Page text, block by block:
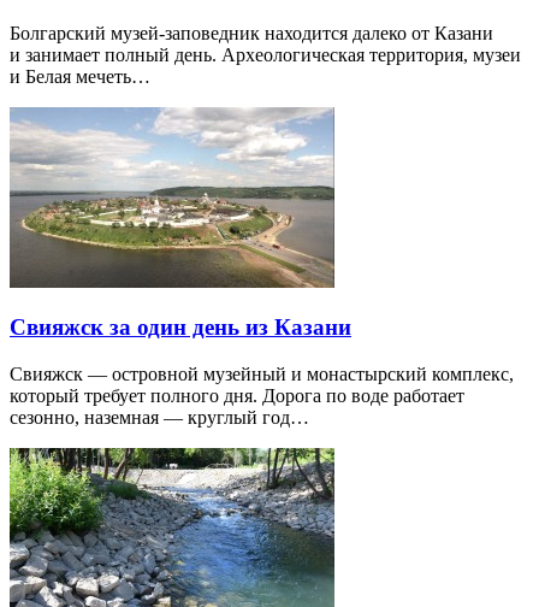
Болгарский музей-заповедник находится далеко от Казани
и занимает полный день. Археологическая территория, музеи
и Белая мечеть…
Свияжск за один день из Казани
Свияжск — островной музейный и монастырский комплекс,
который требует полного дня. Дорога по воде работает
сезонно, наземная — круглый год…